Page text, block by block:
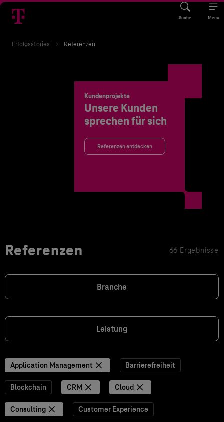
Suche Menü
Erfolgsstories Referenzen
Kundenprojekte
Unsere Kunden
sprechen für sich
Referenzen entdecken
Referenzen 66 Ergebnisse
Branche
Leistung
Application Management Barrierefreiheit
Blockchain CRM Cloud
Consulting Customer Experience